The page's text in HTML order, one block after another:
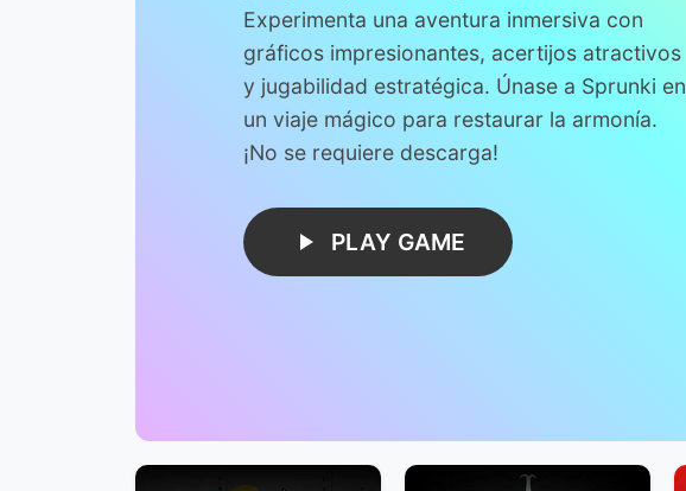
Experimenta una aventura inmersiva con
gráficos impresionantes, acertijos atractivos
y jugabilidad estratégica. Únase a Sprunki en
un viaje mágico para restaurar la armonía.
¡No se requiere descarga!
PLAY GAME